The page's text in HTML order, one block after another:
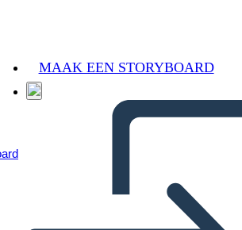
MAAK EEN STORYBOARD